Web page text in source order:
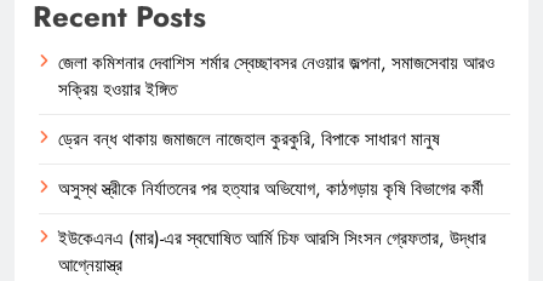
Recent Posts
জেলা কমিশনার দেবাশিস শর্মার স্বেচ্ছাবসর নেওয়ার জল্পনা, সমাজসেবায় আরও
সক্রিয় হওয়ার ইঙ্গিত
ড্রেন বন্ধ থাকায় জমাজলে নাজেহাল কুরকুরি, বিপাকে সাধারণ মানুষ
অসুস্থ স্ত্রীকে নির্যাতনের পর হত্যার অভিযোগ, কাঠগড়ায় কৃষি বিভাগের কর্মী
ইউকেএনএ (মার)-এর স্বঘোষিত আর্মি চিফ আরসি সিংসন গ্রেফতার, উদ্ধার
আগ্নেয়াস্ত্র